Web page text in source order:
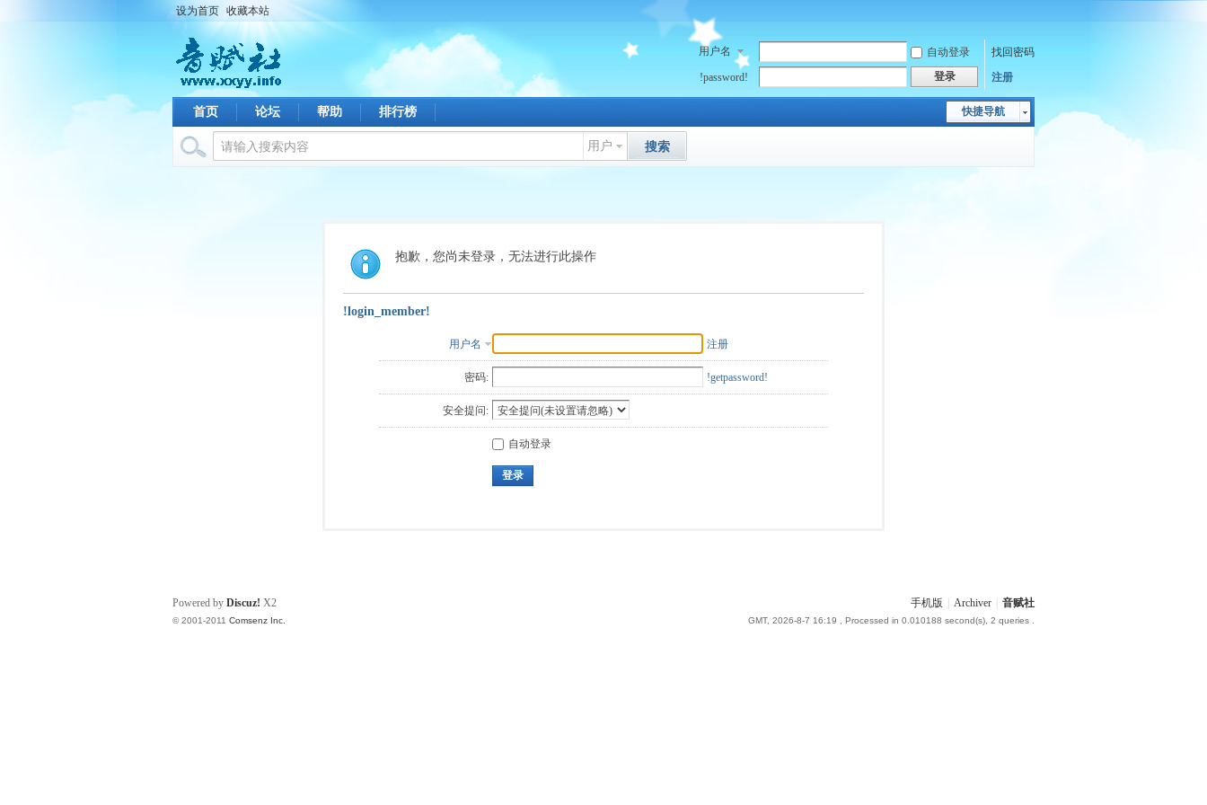
设为首页 收藏本站
用户名 自动登录
找回密码
!password!
登录 注册
快捷导航
首页 论坛 帮助 排行榜
用户 搜索
抱歉，您尚未登录，无法进行此操作
!login_member!
用户名 注册
密码: !getpassword!
安全提问:
自动登录
登录
手机版 Archiver 音赋社
GMT, 2026-8-7 16:19 , Processed in 0.010188 second(s), 2 queries .
Powered by Discuz! X2
© 2001-2011 Comsenz Inc.